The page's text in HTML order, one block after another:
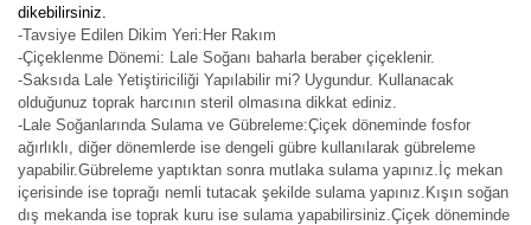
dikebilirsiniz.
-Tavsiye Edilen Dikim Yeri:Her Rakım
-Çiçeklenme Dönemi: Lale Soğanı baharla beraber çiçeklenir.
-Saksıda Lale Yetiştiriciliği Yapılabilir mi? Uygundur. Kullanacak
olduğunuz toprak harcının steril olmasına dikkat ediniz.
-Lale Soğanlarında Sulama ve Gübreleme:Çiçek döneminde fosfor
ağırlıklı, diğer dönemlerde ise dengeli gübre kullanılarak gübreleme
yapabilir.Gübreleme yaptıktan sonra mutlaka sulama yapınız.İç mekan
içerisinde ise toprağı nemli tutacak şekilde sulama yapınız.Kışın soğan
dış mekanda ise toprak kuru ise sulama yapabilirsiniz.Çiçek döneminde